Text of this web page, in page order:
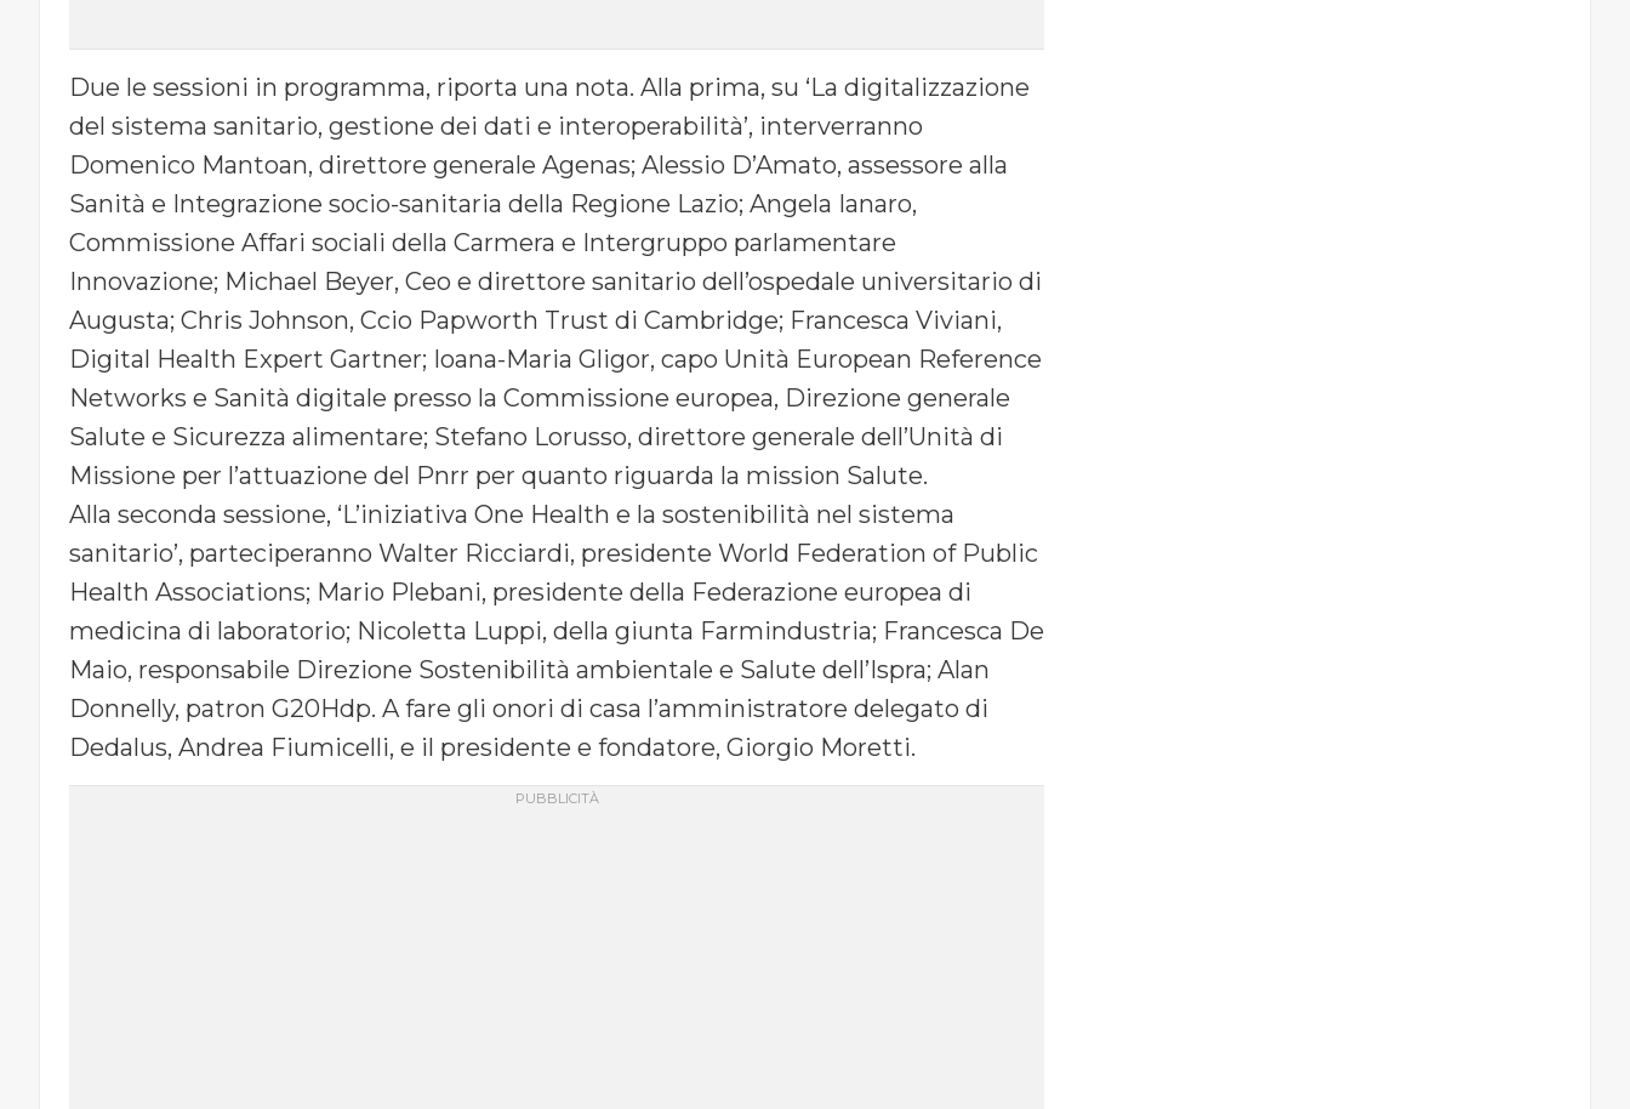
Due le sessioni in programma, riporta una nota. Alla prima, su ‘La digitalizzazione
del sistema sanitario, gestione dei dati e interoperabilità’, interverranno
Domenico Mantoan, direttore generale Agenas; Alessio D’Amato, assessore alla
Sanità e Integrazione socio-sanitaria della Regione Lazio; Angela Ianaro,
Commissione Affari sociali della Carmera e Intergruppo parlamentare
Innovazione; Michael Beyer, Ceo e direttore sanitario dell’ospedale universitario di
Augusta; Chris Johnson, Ccio Papworth Trust di Cambridge; Francesca Viviani,
Digital Health Expert Gartner; Ioana-Maria Gligor, capo Unità European Reference
Networks e Sanità digitale presso la Commissione europea, Direzione generale
Salute e Sicurezza alimentare; Stefano Lorusso, direttore generale dell’Unità di
Missione per l’attuazione del Pnrr per quanto riguarda la mission Salute.
Alla seconda sessione, ‘L’iniziativa One Health e la sostenibilità nel sistema
sanitario’, parteciperanno Walter Ricciardi, presidente World Federation of Public
Health Associations; Mario Plebani, presidente della Federazione europea di
medicina di laboratorio; Nicoletta Luppi, della giunta Farmindustria; Francesca De
Maio, responsabile Direzione Sostenibilità ambientale e Salute dell’Ispra; Alan
Donnelly, patron G20Hdp. A fare gli onori di casa l’amministratore delegato di
Dedalus, Andrea Fiumicelli, e il presidente e fondatore, Giorgio Moretti.